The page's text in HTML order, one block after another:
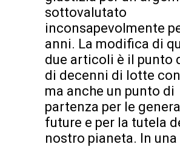
sottovalutato
inconsapevolmente
anni. La modifica di
due articoli è il punto
di decenni di lotte
ma anche un punto di
partenza per le
future e per la tutela
nostro pianeta. In una